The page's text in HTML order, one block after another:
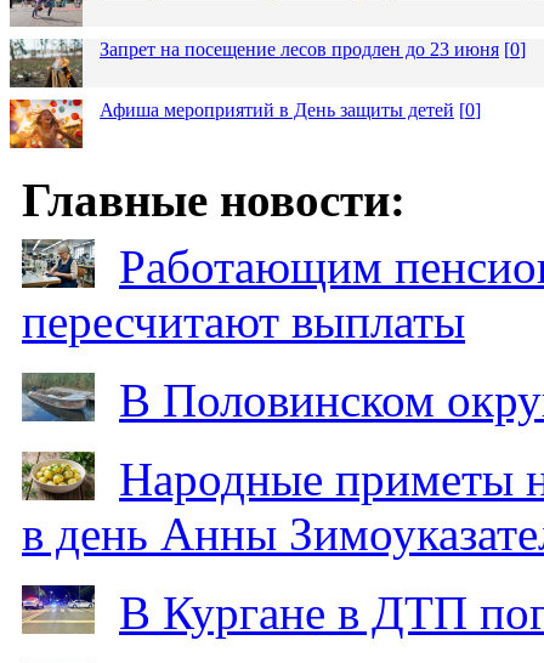
Запрет на посещение лесов продлен до 23 июня [0]
Афиша мероприятий в День защиты детей [0]
Главные новости:
Работающим
пересчитают выплаты
В Половинском
Народные приметы
в день Анны
В Кургане в ДТП